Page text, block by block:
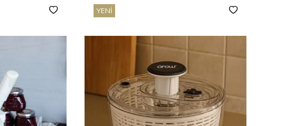
YENI